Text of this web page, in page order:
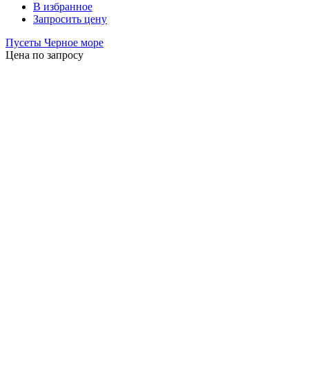
В избранное
Запросить цену
Пусеты Черное море
Цена по запросу